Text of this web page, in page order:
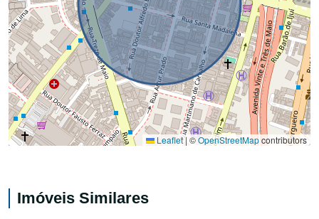
Leaflet|©OpenStreetMapcontributors
Imóveis Similares